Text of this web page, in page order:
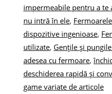
impermeabile pentru a te
nu intră în ele,
dispozitive ingenioase,
utilizate, Gențile și
adesea cu fermoare,
deschiderea rapidă și
game variate de articole